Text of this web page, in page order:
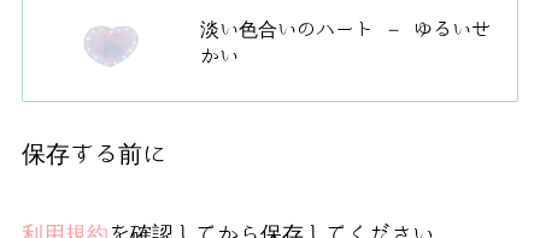
淡い色合いのハート – ゆるいせ
かい
保存する前に